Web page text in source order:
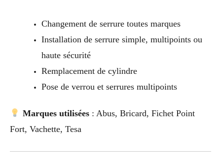
Changement de serrure toutes marques
Installation de serrure simple, multipoints ou
haute sécurité
Remplacement de cylindre
Pose de verrou et serrures multipoints
Marques utilisées: Abus, Bricard, Fichet Point
Fort, Vachette, Tesa